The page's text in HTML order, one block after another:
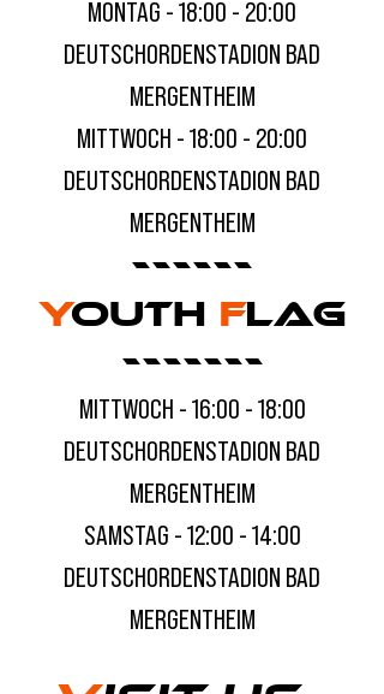
MONTAG - 18:00 - 20:00
DEUTSCHORDENSTADION BAD
MERGENTHEIM
MITTWOCH - 18:00 - 20:00
DEUTSCHORDENSTADION BAD
MERGENTHEIM
------
YOUTH F LAG
-------
MITTWOCH - 16:00 - 18:00
DEUTSCHORDENSTADION BAD
MERGENTHEIM
SAMSTAG - 12:00 - 14:00
DEUTSCHORDENSTADION BAD
MERGENTHEIM